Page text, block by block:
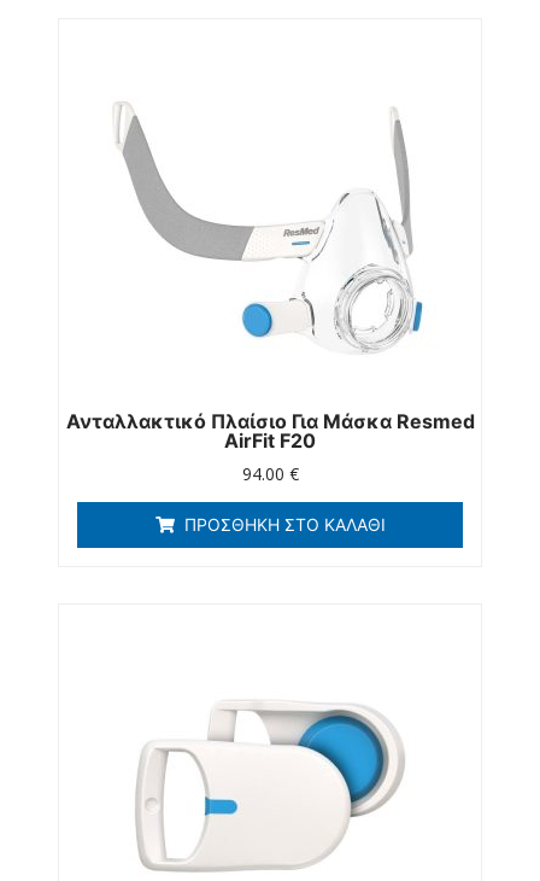
Ανταλλακτικό Πλαίσιο Για Μάσκα Resmed
AirFit F20
94.00 €
ΠΡΟΣΘΉΚΗ ΣΤΟ ΚΑΛΆΘΙ